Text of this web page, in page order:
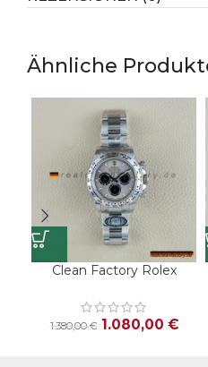
Ähnliche
Clean Factory Rolex
Grey Panda Dial White
Gold Bezel Super Clone
1.380,00€ 1.080,00 €